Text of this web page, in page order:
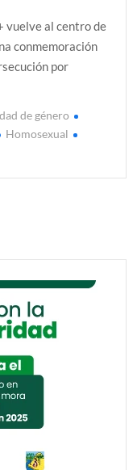
de la sexualidad
vuelve al centro de
conmemoración
por
de género
Homosexual